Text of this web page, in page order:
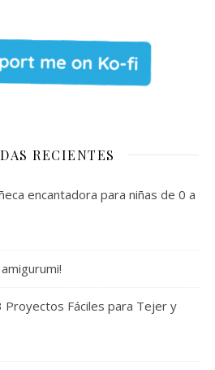
RECIENTES
encantadora para niñas de 0 a
Proyectos Fáciles para Tejer y